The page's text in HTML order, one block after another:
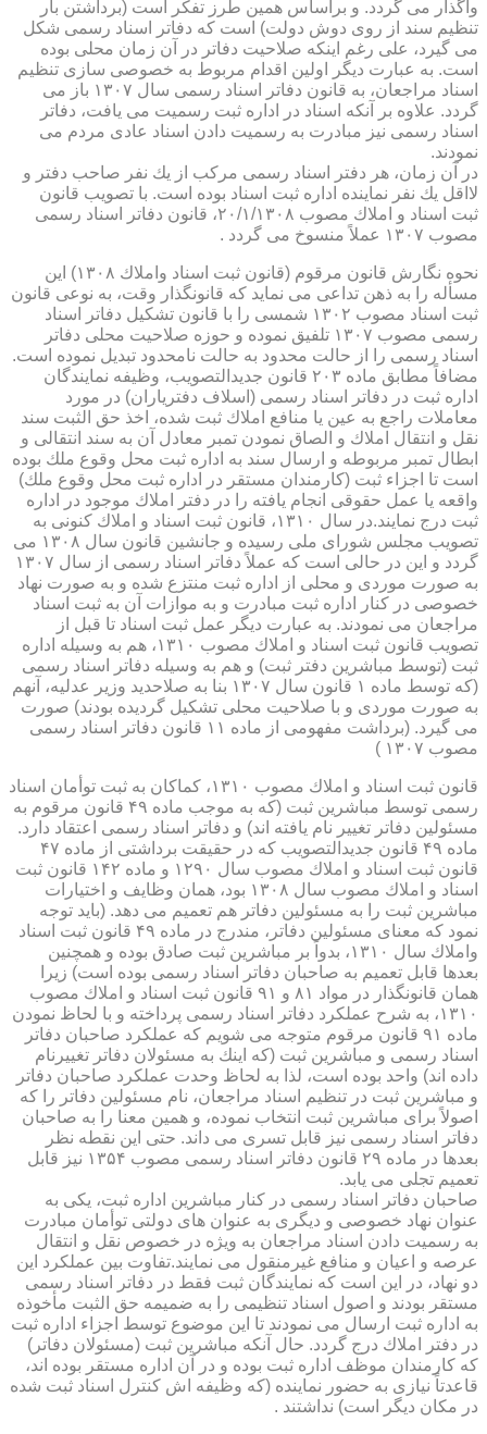
واگذار می گردد. و براساس همین طرز تفكر است (برداشتن بار
تنظیم سند از روی دوش دولت) است كه دفاتر اسناد رسمی شكل
می گیرد، علی رغم اینكه صلاحیت دفاتر در آن زمان محلی بوده
است. به عبارت دیگر اولین اقدام مربوط به خصوصی سازی تنظیم
اسناد مراجعان، به قانون دفاتر اسناد رسمی سال ۱۳۰۷ باز می
گردد. علاوه بر آنكه اسناد در اداره ثبت رسمیت می یافت، دفاتر
اسناد رسمی نیز مبادرت به رسمیت دادن اسناد عادی مردم می
نمودند.
در آن زمان، هر دفتر اسناد رسمی مركب از یك نفر صاحب دفتر و
لااقل یك نفر نماینده اداره ثبت اسناد بوده است. با تصویب قانون
ثبت اسناد و املاك مصوب ۲۰/۱/۱۳۰۸، قانون دفاتر اسناد رسمی
مصوب ۱۳۰۷ عملاً منسوخ می گردد .
نحوه نگارش قانون مرقوم (قانون ثبت اسناد واملاك ۱۳۰۸) این
مسأله را به ذهن تداعی می نماید كه قانونگذار وقت، به نوعی قانون
ثبت اسناد مصوب ۱۳۰۲ شمسی را با قانون تشكیل دفاتر اسناد
رسمی مصوب ۱۳۰۷ تلفیق نموده و حوزه صلاحیت محلی دفاتر
اسناد رسمی را از حالت محدود به حالت نامحدود تبدیل نموده است.
مضافاً مطابق ماده ۲۰۳ قانون جدیدالتصویب، وظیفه نمایندگان
اداره ثبت در دفاتر اسناد رسمی (اسلاف دفتریاران) در مورد
معاملات راجع به عین یا منافع املاك ثبت شده، اخذ حق الثبت سند
نقل و انتقال املاك و الصاق نمودن تمبر معادل آن به سند انتقالی و
ابطال تمبر مربوطه و ارسال سند به اداره ثبت محل وقوع ملك بوده
است تا اجزاء ثبت (كارمندان مستقر در اداره ثبت محل وقوع ملك)
واقعه یا عمل حقوقی انجام یافته را در دفتر املاك موجود در اداره
ثبت درج نمایند.در سال ۱۳۱۰، قانون ثبت اسناد و املاك كنونی به
تصویب مجلس شورای ملی رسیده و جانشین قانون سال ۱۳۰۸ می
گردد و این در حالی است كه عملاً دفاتر اسناد رسمی از سال ۱۳۰۷
به صورت موردی و محلی از اداره ثبت منتزع شده و به صورت نهاد
خصوصی در كنار اداره ثبت مبادرت و به موازات آن به ثبت اسناد
مراجعان می نمودند. به عبارت دیگر عمل ثبت اسناد تا قبل از
تصویب قانون ثبت اسناد و املاك مصوب ۱۳۱۰، هم به وسیله اداره
ثبت (توسط مباشرین دفتر ثبت) و هم به وسیله دفاتر اسناد رسمی
(كه توسط ماده ۱ قانون سال ۱۳۰۷ بنا به صلاحدید وزیر عدلیه، آنهم
به صورت موردی و با صلاحیت محلی تشكیل گردیده بودند) صورت
می گیرد. (برداشت مفهومی از ماده ۱۱ قانون دفاتر اسناد رسمی
مصوب ۱۳۰۷ )
قانون ثبت اسناد و املاك مصوب ۱۳۱۰، كماكان به ثبت توأمان اسناد
رسمی توسط مباشرین ثبت (كه به موجب ماده ۴۹ قانون مرقوم به
مسئولین دفاتر تغییر نام یافته اند) و دفاتر اسناد رسمی اعتقاد دارد.
ماده ۴۹ قانون جدیدالتصویب كه در حقیقت برداشتی از ماده ۴۷
قانون ثبت اسناد و املاك مصوب سال ۱۲۹۰ و ماده ۱۴۲ قانون ثبت
اسناد و املاك مصوب سال ۱۳۰۸ بود، همان وظایف و اختیارات
مباشرین ثبت را به مسئولین دفاتر هم تعمیم می دهد. (باید توجه
نمود كه معنای مسئولین دفاتر، مندرج در ماده ۴۹ قانون ثبت اسناد
واملاك سال ۱۳۱۰، بدواً بر مباشرین ثبت صادق بوده و همچنین
بعدها قابل تعمیم به صاحبان دفاتر اسناد رسمی بوده است) زیرا
همان قانونگذار در مواد ۸۱ و ۹۱ قانون ثبت اسناد و املاك مصوب
۱۳۱۰، به شرح عملكرد دفاتر اسناد رسمی پرداخته و با لحاظ نمودن
ماده ۹۱ قانون مرقوم متوجه می شویم كه عملكرد صاحبان دفاتر
اسناد رسمی و مباشرین ثبت (كه اینك به مسئولان دفاتر تغییرنام
داده اند) واحد بوده است، لذا به لحاظ وحدت عملكرد صاحبان دفاتر
و مباشرین ثبت در تنظیم اسناد مراجعان، نام مسئولین دفاتر را كه
اصولاً برای مباشرین ثبت انتخاب نموده، و همین معنا را به صاحبان
دفاتر اسناد رسمی نیز قابل تسری می داند. حتی این نقطه نظر
بعدها در ماده ۲۹ قانون دفاتر اسناد رسمی مصوب ۱۳۵۴ نیز قابل
تعمیم تجلی می یابد.
صاحبان دفاتر اسناد رسمی در كنار مباشرین اداره ثبت، یكی به
عنوان نهاد خصوصی و دیگری به عنوان های دولتی توأمان مبادرت
به رسمیت دادن اسناد مراجعان به ویژه در خصوص نقل و انتقال
عرصه و اعیان و منافع غیرمنقول می نمایند.تفاوت بین عملكرد این
دو نهاد، در این است كه نمایندگان ثبت فقط در دفاتر اسناد رسمی
مستقر بودند و اصول اسناد تنظیمی را به ضمیمه حق الثبت مأخوذه
به اداره ثبت ارسال می نمودند تا این موضوع توسط اجزاء اداره ثبت
در دفتر املاك درج گردد. حال آنكه مباشرین ثبت (مسئولان دفاتر)
كه كارمندان موظف اداره ثبت بوده و در آن اداره مستقر بوده اند،
قاعدتاً نیازی به حضور نماینده (كه وظیفه اش كنترل اسناد ثبت شده
در مكان دیگر است) نداشتند .